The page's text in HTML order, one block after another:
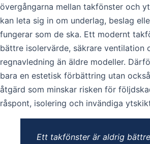
övergångarna mellan takfönster och
kan leta sig in om underlag, beslag
fungerar som de ska. Ett modernt
bättre isolervärde, säkrare ventilation
regnavledning än äldre modeller.
bara en estetisk förbättring utan
åtgärd som minskar risken för
råspont, isolering och invändiga
Ett takfönster är aldrig